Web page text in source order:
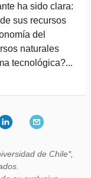
ha sido clara:
sus recursos
del
naturales
tecnológica?...
de Chile*,